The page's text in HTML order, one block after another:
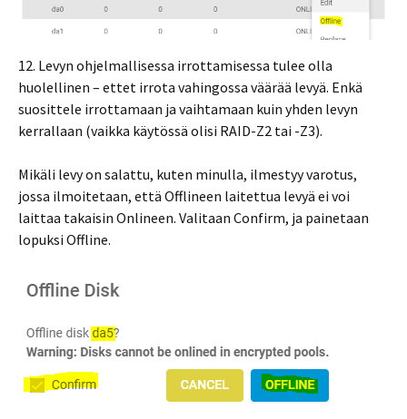
12. Levyn ohjelmallisessa irrottamisessa tulee olla
huolellinen – ettet irrota vahingossa väärää levyä. Enkä
suosittele irrottamaan ja vaihtamaan kuin yhden levyn
kerrallaan (vaikka käytössä olisi RAID-Z2 tai -Z3).
Mikäli levy on salattu, kuten minulla, ilmestyy varotus,
jossa ilmoitetaan, että Offlineen laitettua levyä ei voi
laittaa takaisin Onlineen. Valitaan Confirm, ja painetaan
lopuksi Offline.